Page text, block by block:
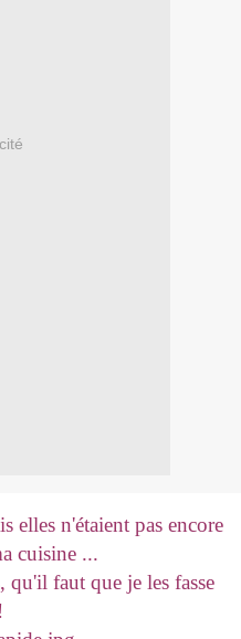
elles n'étaient pas encore
cuisine ...
qu'il faut que je les fasse